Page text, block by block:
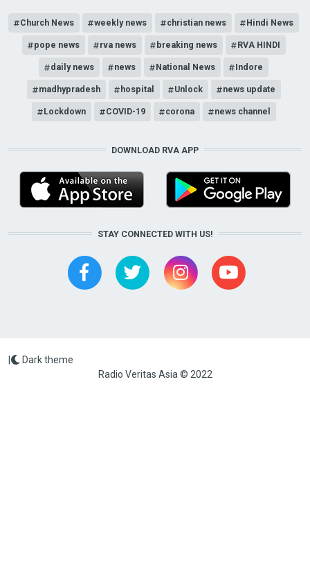
Church News weekly news christian news Hindi News
pope news rva news breaking news RVA HINDI
daily news news National News Indore
madhypradesh hospital Unlock news update
Lockdown COVID-19 corona news channel
DOWNLOAD RVA APP
STAY CONNECTED WITH US!
Radio Veritas Asia © 2022
Dark theme